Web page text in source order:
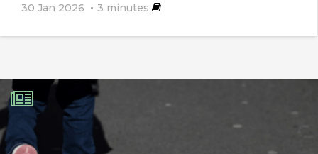
30 Jan 2026 3 minutes